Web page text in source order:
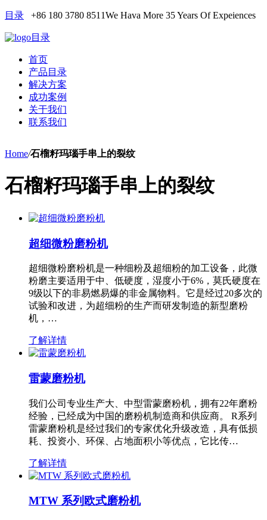
目录 +86 180 3780 8511We Hava More 35 Years Of Expeiences
目录
首页
产品目录
解决方案
成功案例
关于我们
联系我们
Home/石榴籽玛瑙手串上的裂纹
石榴籽玛瑙手串上的裂纹
超细微粉磨粉机
超细微粉磨粉机是一种细粉及超细粉的加工设备，此微
粉磨主要适用于中、低硬度，湿度小于6%，莫氏硬度在
9级以下的非易燃易爆的非金属物料。它是经过20多次的
试验和改进，为超细粉的生产而研发制造的新型磨粉
机，…
了解详情
雷蒙磨粉机
我们公司专业生产大、中型雷蒙磨粉机，拥有22年磨粉
经验，已经成为中国的磨粉机制造商和供应商。 R系列
雷蒙磨粉机是经过我们的专家优化升级改造，具有低损
耗、投资小、环保、占地面积小等优点，它比传…
了解详情
MTW 系列欧式磨粉机